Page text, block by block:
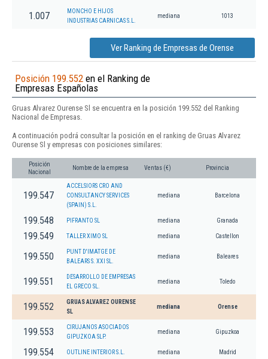
1.007
MONCHO E HIJOS
INDUSTRIAS CARNICAS S.L.
mediana 1013
Ver Ranking de Empresas de Orense
Posición 199.552 en el Ranking de
Empresas Españolas
Gruas Alvarez Ourense Sl se encuentra en la posición 199.552 del Ranking
Nacional de Empresas.
A continuación podrá consultar la posición en el ranking de Gruas Alvarez
Ourense Sl y empresas con posiciones similares:
Posición
Nacional
Nombre de la empresa Ventas (€) Provincia
199.547
ACCELSIORS CRO AND
CONSULTANCY SERVICES
(SPAIN) S.L.
mediana Barcelona
199.548 PIFRANTO SL mediana Granada
199.549 TALLER XIMO SL mediana Castellon
199.550
PUNT D'IMATGE DE
BALEARS S. XXI SL.
mediana Baleares
199.551
DESARROLLO DE EMPRESAS
EL GRECO SL.
mediana Toledo
199.552
GRUAS ALVAREZ OURENSE
SL
mediana Orense
199.553
CIRUJANOS ASOCIADOS
GIPUZKOA SLP.
mediana Gipuzkoa
199.554 OUTLINE INTERIOR S.L. mediana Madrid